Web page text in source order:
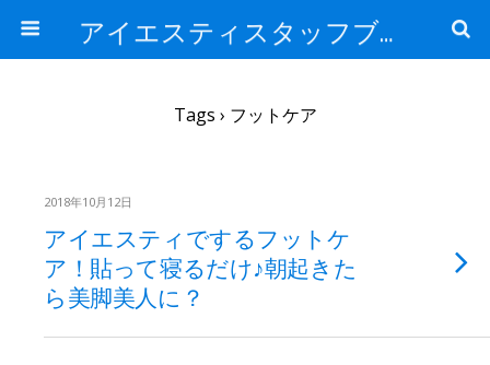
アイエスティスタッフブログ
Tags › フットケア
2018年10月12日
アイエスティでするフットケ
ア！貼って寝るだけ♪朝起きた
ら美脚美人に？